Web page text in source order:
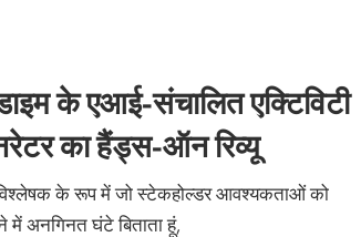
के एआई-संचालित एक्टिविटी
का हैंड्स-ऑन रिव्यू
के रूप में जो स्टेकहोल्डर आवश्यकताओं को
में अनगिनत घंटे बिताता हूं,